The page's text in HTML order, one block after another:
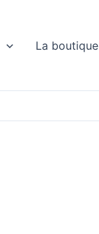
La boutique